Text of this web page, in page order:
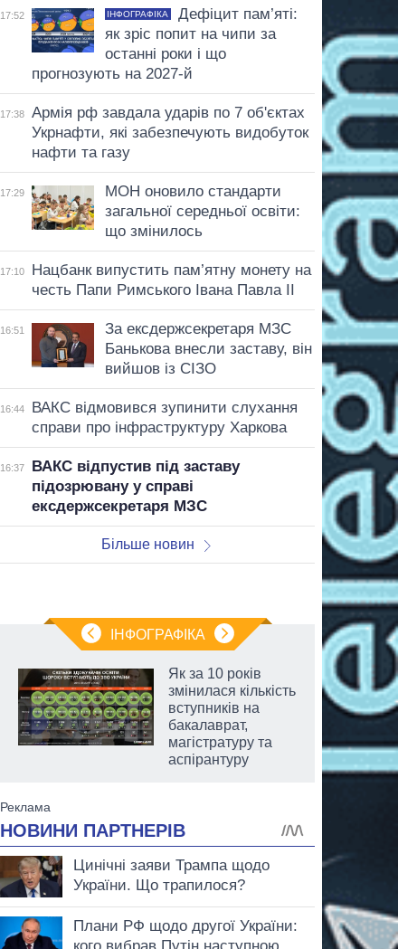
17:52 ІНФОГРАФІКА
Дефіцит пам’яті:
як зріс попит на чипи за
останні роки і що
прогнозують на 2027-й
17:38
Армія рф завдала ударів по 7 об'єктах
Укрнафти, які забезпечують видобуток
нафти та газу
17:29
МОН оновило стандарти
загальної середньої освіти:
що змінилось
17:10
Нацбанк випустить пам’ятну монету на
честь Папи Римського Івана Павла II
16:51
За ексдержсекретаря МЗС
Банькова внесли заставу, він
вийшов із СІЗО
16:44
ВАКС відмовився зупинити слухання
справи про інфраструктуру Харкова
16:37
ВАКС відпустив під заставу
підозрювану у справі
ексдержсекретаря МЗС
Більше новин
ІНФОГРАФІКА
Як за 10 років
змінилася кількість
вступників на
бакалаврат,
магістратуру та
аспірантуру